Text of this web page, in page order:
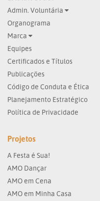
Admin. Voluntária
Organograma
Marca
Equipes
Certificados e Títulos
Publicações
Código de Conduta e Ética
Planejamento Estratégico
Política de Privacidade
Projetos
A Festa é Sua!
AMO Dançar
AMO em Cena
AMO em Minha Casa